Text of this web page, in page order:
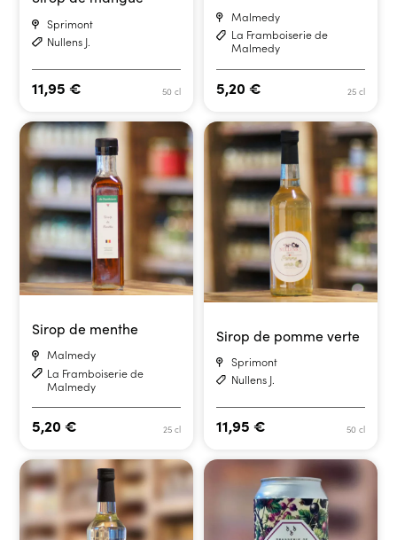
Sprimont
Nullens J.
50 cl
11,95€
Malmedy
La Framboiserie de
Malmedy
25 cl
5,20 €
Sirop de menthe
Malmedy
La Framboiserie de
Malmedy
25 cl
5,20€
Sirop de pomme verte
Sprimont
Nullens J.
50 cl
11,95 €